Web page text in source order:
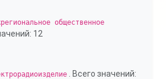
общественное
12
. Всего значений: